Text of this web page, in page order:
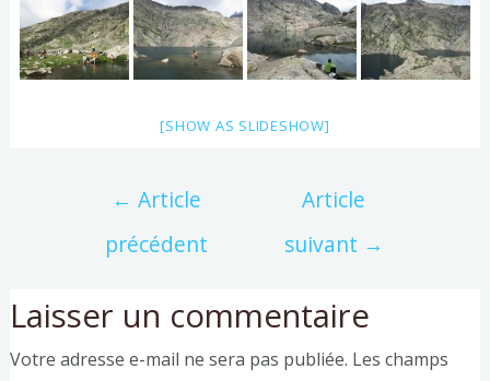
[SHOW AS SLIDESHOW]
← Article
précédent
Article
suivant →
Laisser un commentaire
Votre adresse e-mail ne sera pas publiée. Les champs